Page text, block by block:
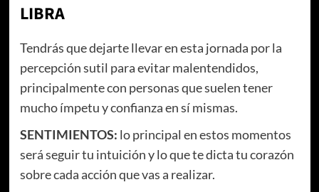
LIBRA
Tendrás que dejarte llevar en esta jornada por la
percepción sutil para evitar malentendidos,
principalmente con personas que suelen tener
mucho ímpetu y confianza en sí mismas.
SENTIMIENTOS: lo principal en estos momentos
será seguir tu intuición y lo que te dicta tu corazón
sobre cada acción que vas a realizar.